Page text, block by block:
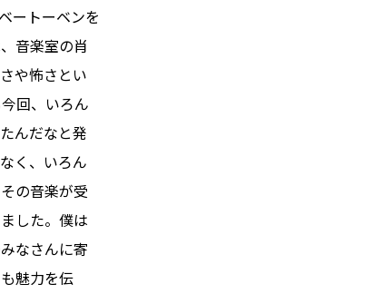
ートーベンを
音楽室の肖
や怖さとい
回、いろん
んだなと発
く、いろん
の音楽が受
した。僕は
なさんに寄
魅力を伝